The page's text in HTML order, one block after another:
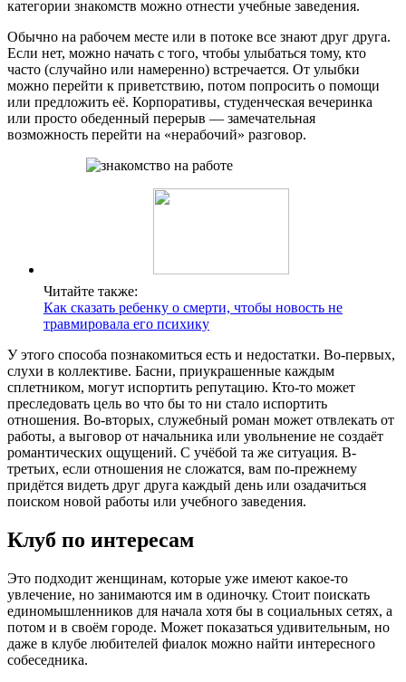
категории знакомств можно отнести учебные заведения.
Обычно на рабочем месте или в потоке все знают друг друга.
Если нет, можно начать с того, чтобы улыбаться тому, кто
часто (случайно или намеренно) встречается. От улыбки
можно перейти к приветствию, потом попросить о помощи
или предложить её. Корпоративы, студенческая вечеринка
или просто обеденный перерыв — замечательная
возможность перейти на «нерабочий» разговор.
Читайте также:
Как сказать ребенку о смерти, чтобы новость не
травмировала его психику
У этого способа познакомиться есть и недостатки. Во-первых,
слухи в коллективе. Басни, приукрашенные каждым
сплетником, могут испортить репутацию. Кто-то может
преследовать цель во что бы то ни стало испортить
отношения. Во-вторых, служебный роман может отвлекать от
работы, а выговор от начальника или увольнение не создаёт
романтических ощущений. С учёбой та же ситуация. В-
третьих, если отношения не сложатся, вам по-прежнему
придётся видеть друг друга каждый день или озадачиться
поиском новой работы или учебного заведения.
Клуб по интересам
Это подходит женщинам, которые уже имеют какое-то
увлечение, но занимаются им в одиночку. Стоит поискать
единомышленников для начала хотя бы в социальных сетях, а
потом и в своём городе. Может показаться удивительным, но
даже в клубе любителей фиалок можно найти интересного
собеседника.